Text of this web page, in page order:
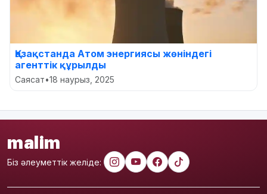
Қазақстанда Атом энергиясы жөніндегі
агенттік құрылды
Саясат•18 наурыз, 2025
malim
Біз әлеуметтік желіде: